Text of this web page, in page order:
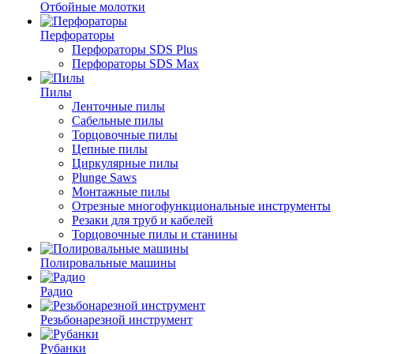
Отбойные молотки
Перфораторы
Перфораторы SDS Plus
Перфораторы SDS Max
Пилы
Ленточные пилы
Сабельные пилы
Торцовочные пилы
Цепные пилы
Циркулярные пилы
Plunge Saws
Монтажные пилы
Отрезные многофункциональные инструменты
Резаки для труб и кабелей
Торцовочные пилы и станины
Полировальные машины
Радио
Резьбонарезной инструмент
Рубанки